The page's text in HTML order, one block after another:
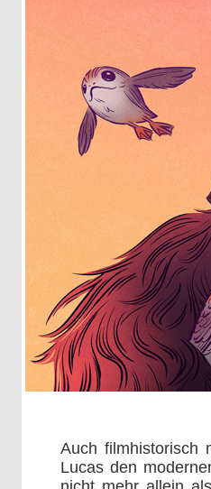
Auch filmhistorisch
Lucas den